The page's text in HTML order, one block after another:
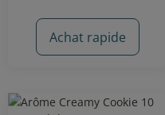
Achat rapide